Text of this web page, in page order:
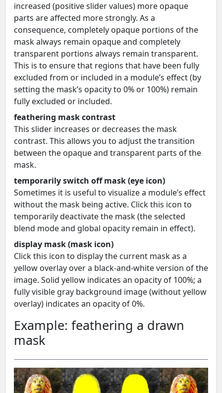
increased (positive slider values) more opaque
parts are affected more strongly. As a
consequence, completely opaque portions of the
mask always remain opaque and completely
transparent portions always remain transparent.
This is to ensure that regions that have been fully
excluded from or included in a module’s effect (by
setting the mask’s opacity to 0% or 100%) remain
fully excluded or included.
feathering mask contrast
This slider increases or decreases the mask
contrast. This allows you to adjust the transition
between the opaque and transparent parts of the
mask.
temporarily switch off mask (eye icon)
Sometimes it is useful to visualize a module’s effect
without the mask being active. Click this icon to
temporarily deactivate the mask (the selected
blend mode and global opacity remain in effect).
display mask (mask icon)
Click this icon to display the current mask as a
yellow overlay over a black-and-white version of the
image. Solid yellow indicates an opacity of 100%; a
fully visible gray background image (without yellow
overlay) indicates an opacity of 0%.
Example: feathering a drawn
mask